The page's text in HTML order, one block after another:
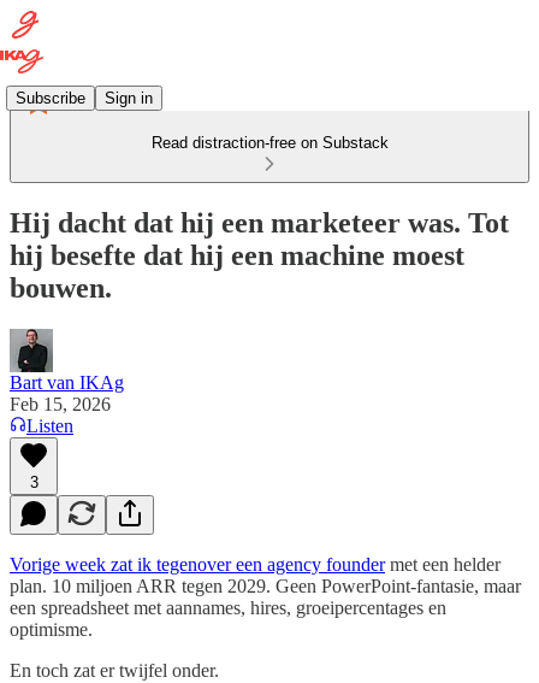
Subscribe Sign in
Read distraction-free on Substack
Hij dacht dat hij een marketeer was. Tot
hij besefte dat hij een machine moest
bouwen.
Bart van IKAg
Feb 15, 2026
Listen
3
Vorige week zat ik tegenover een agency foundermet een helder
plan. 10 miljoen ARR tegen 2029. Geen PowerPoint-fantasie, maar
een spreadsheet met aannames, hires, groeipercentages en
optimisme.
En toch zat er twijfel onder.